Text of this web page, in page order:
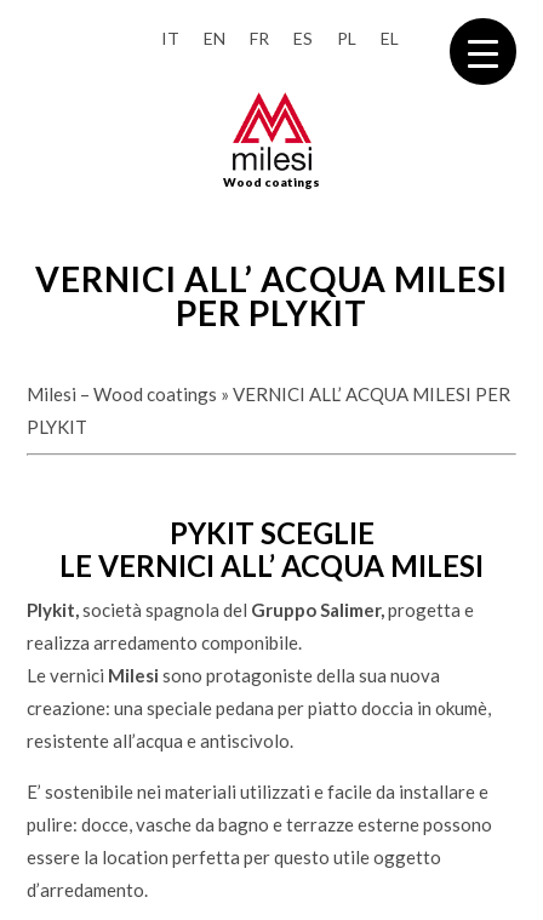
IT EN FR ES PL EL
Wood coatings
VERNICI ALL’ ACQUA MILESI
PER PLYKIT
Milesi – Wood coatings »VERNICI ALL’ ACQUA MILESI PER
PLYKIT
PYKIT SCEGLIE
LE VERNICI ALL’ ACQUA MILESI
Plykit,società spagnola del Gruppo Salimer,progetta e
realizza arredamento componibile.
Le vernici Milesi sono protagoniste della sua nuova
creazione: una speciale pedana per piatto doccia in okumè,
resistente all’acqua e antiscivolo.
E’ sostenibile nei materiali utilizzati e facile da installare e
pulire: docce, vasche da bagno e terrazze esterne possono
essere la location perfetta per questo utile oggetto
d’arredamento.